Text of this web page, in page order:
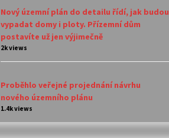
Nový územní plán do detailu řídí, jak budou
vypadat domy i ploty. Přízemní dům
postavíte už jen výjimečně
2k views
Proběhlo veřejné projednání návrhu
nového územního plánu
1.4k views